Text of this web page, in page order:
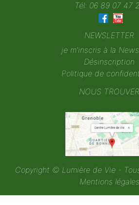
Tél: 06 89 07 47
NEWSLETTER
je m'inscris à la
Désinscription
Politique de
NOUS TROUVER
Copyright © Lumière de Vie -
Mentions légales